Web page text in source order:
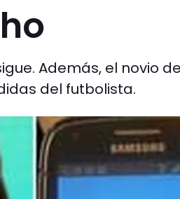
Además, el novio
del futbolista.